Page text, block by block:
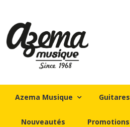
Azema Musique Guitares
Nouveautés Promotions